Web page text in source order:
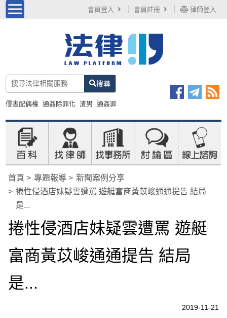
會員登入 會員註冊 律師登入
搜尋
侵害配偶權 通姦除罪化 渣男 通姦罪
首頁 專題報導
新聞案例分享
捲性侵酒店妹疑雲遭罵 遊艇富商黃苡峻通通提告 結局
是...
捲性侵酒店妹疑雲遭罵 遊艇
富商黃苡峻通通提告 結局
是...
2019-11-21